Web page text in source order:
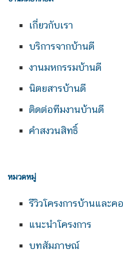
เกี่ยวกับเรา
บริการจากบ้านดี
งานมหกรรมบ้านดี
นิตยสารบ้านดี
ติดต่อทีมงานบ้านดี
คำสงวนสิทธิ์
หมวดหมู่
รีวิวโครงการบ้านและค
แนะนำโครงการ
บทสัมภาษณ์